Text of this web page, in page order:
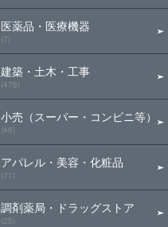
医薬品・医療機器
(7)
建築・土木・工事
(475)
小売（スーパー・コンビニ等）
(46)
アパレル・美容・化粧品
(71)
調剤薬局・ドラッグストア
(25)